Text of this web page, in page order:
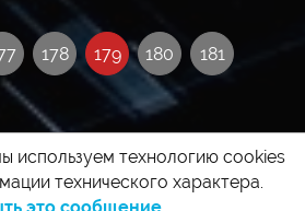
178 179 180 181
используем технологию cookies
технического характера.